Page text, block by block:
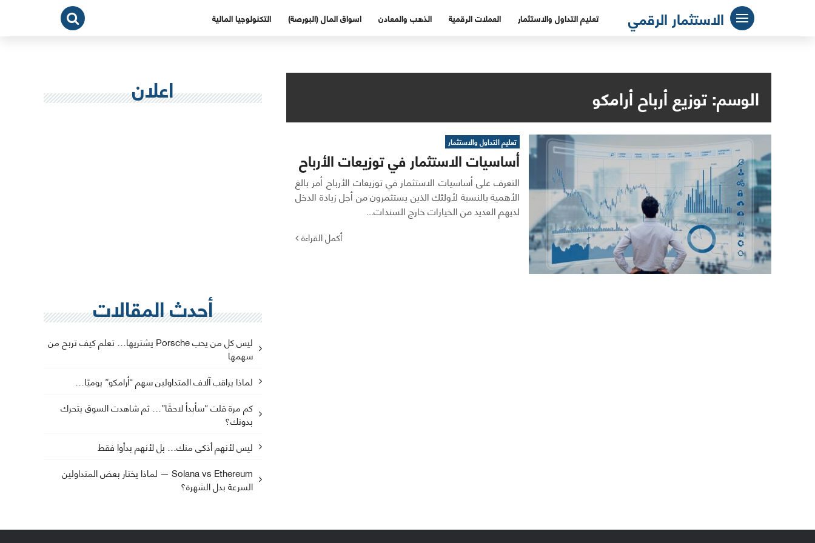
الاستثمار الرقمي تعليم التداول والاستثمار العملات الرقمية الذهب والمعادن اسواق المال (البورصة) التكنولوجيا المالية
الوسم:توزيع أرباح أرامكو
تعليم التداول والاستثمار
أساسيات الاستثمار في توزيعات الأرباح
التعرف على أساسيات الاستثمار في توزيعات الأرباح أمر بالغ
الأهمية بالنسبة لأولئك الذين يستثمرون من أجل زيادة الدخل
لديهم العديد من الخيارات خارج السندات...
أكمل القراءة
اعلان
أحدث المقالات
ليس كل من يحب Porsche يشتريها… تعلم كيف تربح من
سهمها
لماذا يراقب آلاف المتداولين سهم “أرامكو” يوميًا…
كم مرة قلت “سأبدأ لاحقًا”… ثم شاهدت السوق يتحرك
بدونك؟
ليس لأنهم أذكى منك… بل لأنهم بدأوا فقط
Solana vs Ethereum — لماذا يختار بعض المتداولين
السرعة بدل الشهرة؟